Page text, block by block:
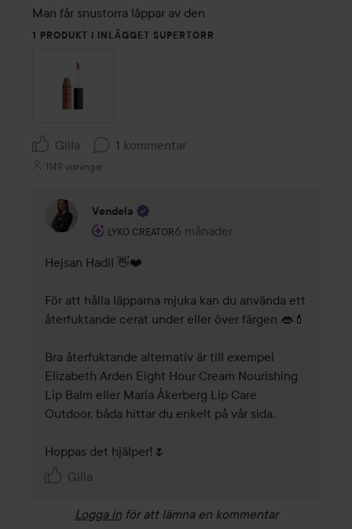
av
5
Man får snustorra läppar av den
1 PRODUKT I INLÄGGET SUPERTORR
Gilla 1 kommentar
1149 visningar
Vendela
LYKO CREATOR
Användarens roll: Lyko Creator.
6 månader
Kommentaren lades 6 månader
Hejsan Hadil 👋❤️
För att hålla läpparna mjuka kan du använda ett
återfuktande cerat under eller över färgen 👄💄
Bra återfuktande alternativ är till exempel
Elizabeth Arden Eight Hour Cream Nourishing
Lip Balm eller Maria Åkerberg Lip Care
Outdoor, båda hittar du enkelt på vår sida.
Hoppas det hjälper!🌷
Gilla
Logga in för att lämna en kommentar